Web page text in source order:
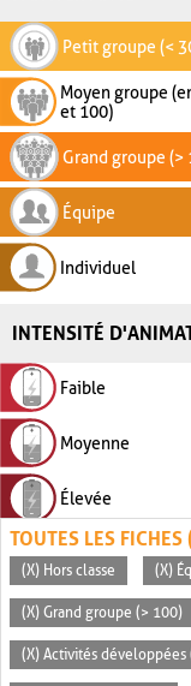
Petit groupe (<
Moyen groupe
et 100)
Grand groupe (>
Équipe
Individuel
INTENSITÉ
Faible
Moyenne
Élevée
TOUTES LES FICHES
(X) Hors classe (X)
(X) Grand groupe (> 100)
(X) Activités